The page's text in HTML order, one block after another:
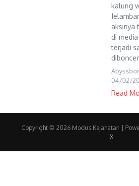
kalung
aksinya
di
terjadi
04/02/
Read
Copyright © 2026 Modus Kejahatan |
X